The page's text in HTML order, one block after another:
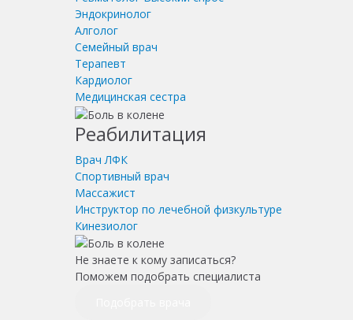
Эндокринолог
Алголог
Семейный врач
Терапевт
Кардиолог
Медицинская сестра
Реабилитация
Врач ЛФК
Спортивный врач
Массажист
Инструктор по лечебной физкультуре
Кинезиолог
Не знаете к кому записаться?
Поможем подобрать специалиста